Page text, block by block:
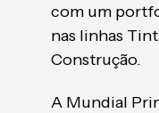
com um
nas linhas
Construção.
A Mundial